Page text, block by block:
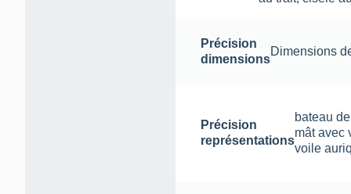
Précision
dimensions
Dimensions
Précision
représentations
bateau
mât avec
voile